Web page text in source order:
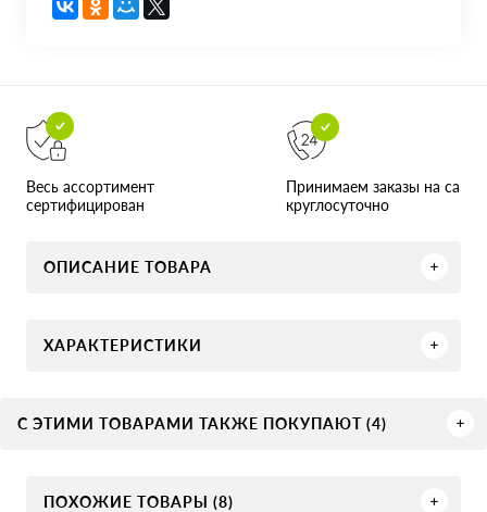
Весь ассортимент
сертифицирован
Принимаем заказы на сайте
круглосуточно
ОПИСАНИЕ ТОВАРА
ХАРАКТЕРИСТИКИ
С ЭТИМИ ТОВАРАМИ ТАКЖЕ ПОКУПАЮТ (4)
ПОХОЖИЕ ТОВАРЫ (8)